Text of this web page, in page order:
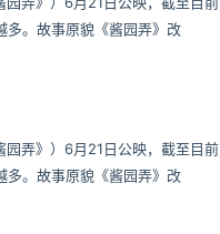
多。故事原貌《酱园弄》改
弄》）6月21日公映，截至目
多。故事原貌《酱园弄》改